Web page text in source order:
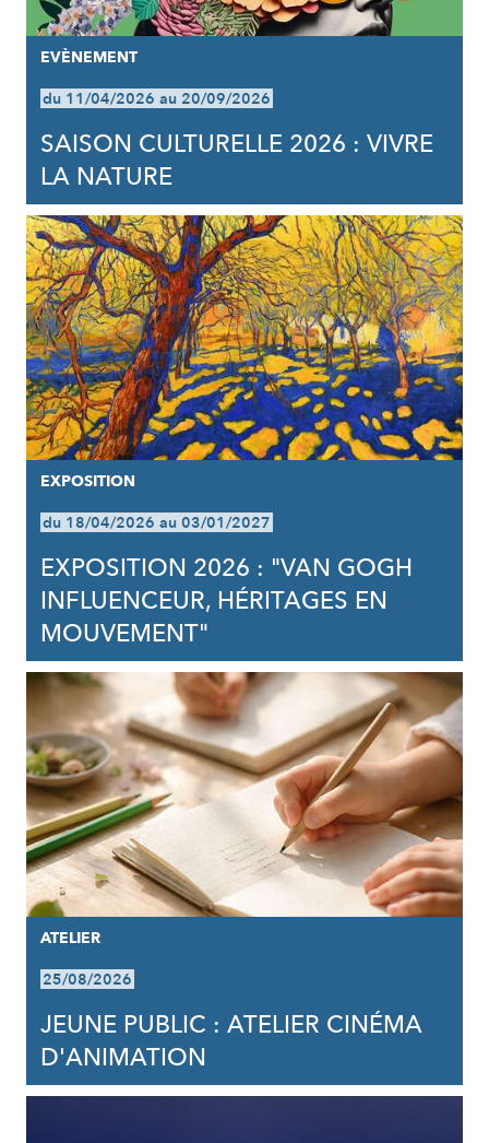
EVÈNEMENT
du 11/04/2026 au 20/09/2026
SAISON CULTURELLE 2026 : VIVRE
LA NATURE
EXPOSITION
du 18/04/2026 au 03/01/2027
EXPOSITION 2026 : "VAN GOGH
INFLUENCEUR, HÉRITAGES EN
MOUVEMENT"
ATELIER
25/08/2026
JEUNE PUBLIC : ATELIER CINÉMA
D'ANIMATION